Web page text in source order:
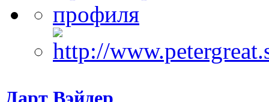
Дарт Вэйдер